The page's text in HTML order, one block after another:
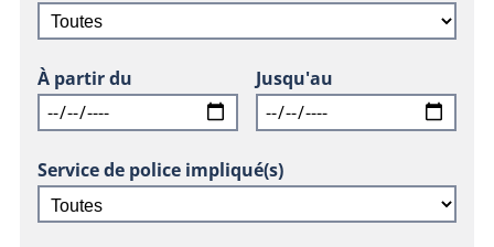
À partir du Jusqu'au
Service de police impliqué(s)